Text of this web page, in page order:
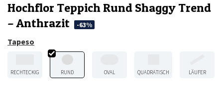
Hochflor Teppich Rund Shaggy Trend
– Anthrazit
-63%
Tapeso
RECHTECKIG RUND OVAL QUADRATISCH LÄUFER